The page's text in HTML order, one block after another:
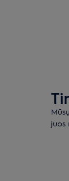
juos